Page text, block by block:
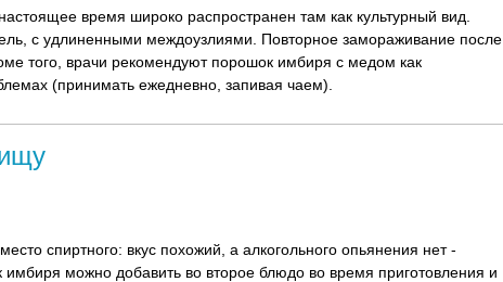
время широко распространен там как культурный вид.
с удлиненными междоузлиями. Повторное замораживание после
того, врачи рекомендуют порошок имбиря с медом как
(принимать ежедневно, запивая чаем).
спиртного: вкус похожий, а алкогольного опьянения нет -
можно добавить во второе блюдо во время приготовления и